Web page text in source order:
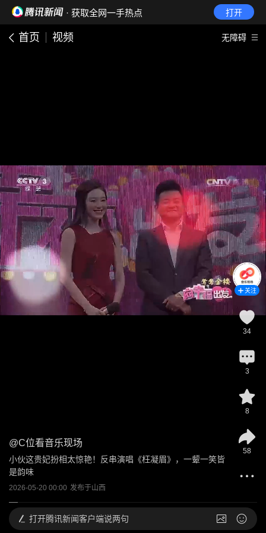
· 获取全网一手热点 打开
首页 视频 无障碍
@C位看音乐现场
小伙这贵妃扮相太惊艳！反串演唱《枉凝眉》，一颦一笑皆
是韵味
2026-05-20 00:00 发布于山西
关注
34
3
8
58
打开腾讯新闻客户端说两句